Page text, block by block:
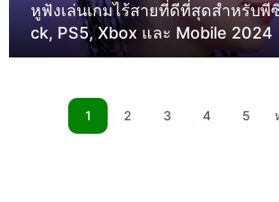
หูฟังเล่นเกมไร้สายที่ดีที่สุดสำหรับพี
ck, PS5, Xbox และ Mobile 2024
1 2 3 4 5